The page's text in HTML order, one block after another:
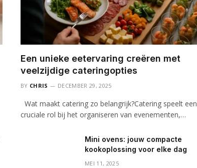
Een unieke eetervaring creëren met
veelzijdige cateringopties
BY CHRIS DECEMBER 29, 2025
Wat maakt catering zo belangrijk?Catering speelt een
cruciale rol bij het organiseren van evenementen,…
Mini ovens: jouw compacte
kookoplossing voor elke dag
MEI 11, 2025